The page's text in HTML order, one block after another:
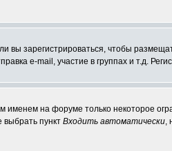
вы зарегистрироваться, чтобы
e-mail, участие в группах и т.д.
именем на форуме только некоторое
пункт Входить автоматически,